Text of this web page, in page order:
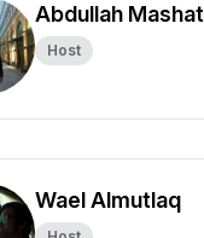
Abdullah Mashat
Host
Wael Almutlaq